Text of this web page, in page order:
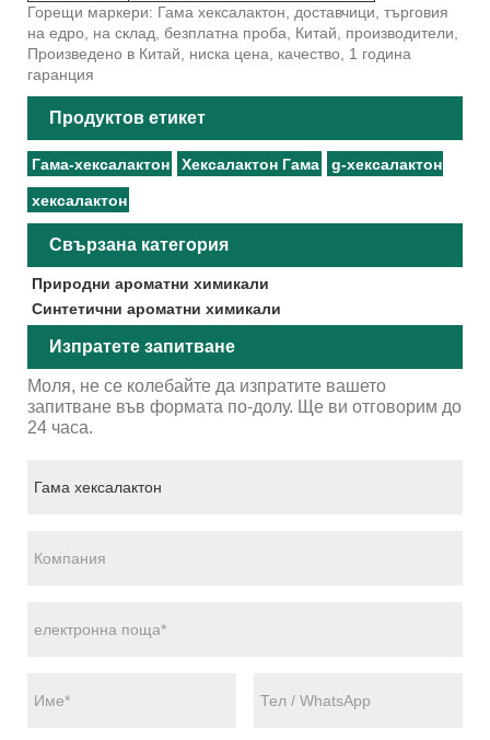
Горещи маркери: Гама хексалактон, доставчици, търговия
на едро, на склад, безплатна проба, Китай, производители,
Произведено в Китай, ниска цена, качество, 1 година
гаранция
Продуктов етикет
Гама-хексалактон Хексалактон Гама g-хексалактон
хексалактон
Свързана категория
Природни ароматни химикали
Синтетични ароматни химикали
Изпратете запитване
Моля, не се колебайте да изпратите вашето
запитване във формата по-долу. Ще ви отговорим до
24 часа.